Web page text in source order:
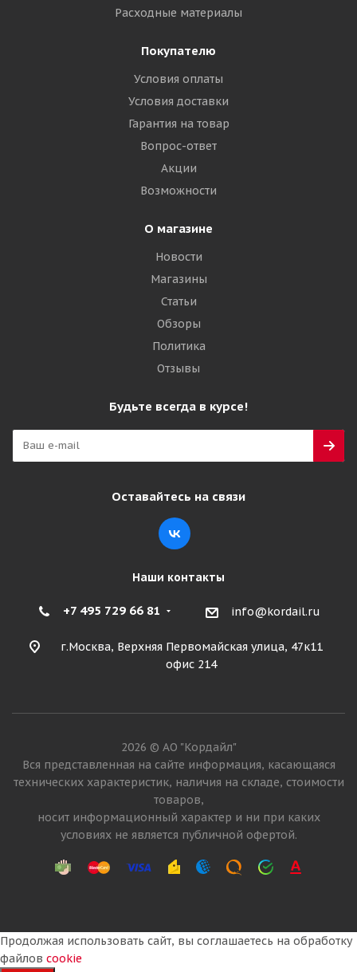
Расходные материалы
Покупателю
Условия оплаты
Условия доставки
Гарантия на товар
Вопрос-ответ
Акции
Возможности
О магазине
Новости
Магазины
Статьи
Обзоры
Политика
Отзывы
Будьте всегда в курсе!
Оставайтесь на связи
Наши контакты
+7 495 729 66 81 info@kordail.ru
г.Москва, Верхняя Первомайская улица, 47к11
офис 214
2026 © АО "Кордайл"
Вся представленная на сайте информация, касающаяся
технических характеристик, наличия на складе, стоимости
товаров,
носит информационный характер и ни при каких
условиях не является публичной офертой.
Продолжая использовать сайт, вы соглашаетесь на обработку
файлов cookie